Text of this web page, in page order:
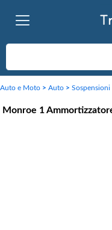
Auto e Moto > Auto > Sospensioni
Monroe 1